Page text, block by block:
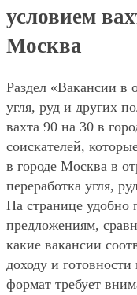
условием
Москва
Раздел «Вакансии в
угля, руд и других
вахта 90 на 30 в
соискателей,
в городе Москва в
переработка угля,
На странице удобно
предложениям,
какие вакансии
доходу и
формат требует